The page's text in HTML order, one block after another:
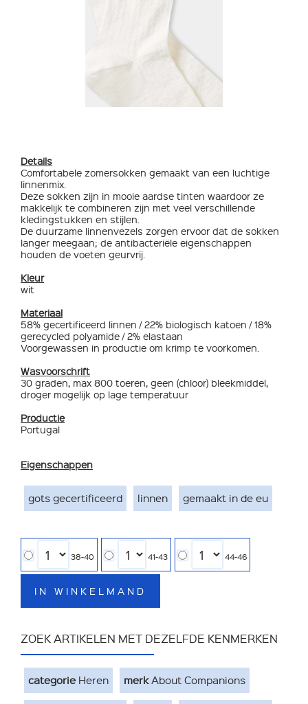
Details
Comfortabele zomersokken gemaakt van een luchtige
linnenmix.
Deze sokken zijn in mooie aardse tinten waardoor ze
makkelijk te combineren zijn met veel verschillende
kledingstukken en stijlen.
De duurzame linnenvezels zorgen ervoor dat de sokken
langer meegaan; de antibacteriële eigenschappen
houden de voeten geurvrij.
Kleur
wit
Materiaal
58% gecertificeerd linnen / 22% biologisch katoen / 18%
gerecycled polyamide / 2% elastaan
Voorgewassen in productie om krimp te voorkomen.
Wasvoorschrift
30 graden, max 800 toeren, geen (chloor) bleekmiddel,
droger mogelijk op lage temperatuur
Productie
Portugal
Eigenschappen
gots gecertificeerd linnen gemaakt in de eu
38-40 41-43 44-46
IN WINKELMAND
ZOEK ARTIKELEN MET DEZELFDE KENMERKEN
categorie Heren merkAbout Companions